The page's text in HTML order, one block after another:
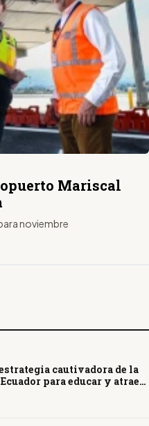
Mariscal
noviembre
cautivadora de la
para educar y atraer